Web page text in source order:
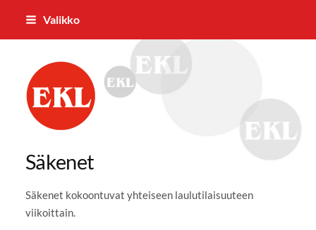
Siirry
Valikko
Loimaan Eläkkeensaajat ry
Säkenet
Säkenet kokoontuvat yhteiseen laulutilaisuuteen
viikoittain.